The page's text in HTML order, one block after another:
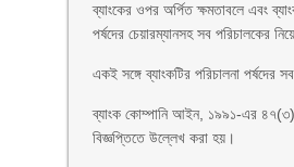
ব্যাংকের ওপর অর্পিত ক্ষমতাবলে এবং
পর্ষদের চেয়ারম্যানসহ সব পরিচালকের
একই সঙ্গে ব্যাংকটির পরিচালনা পর্ষদের
ব্যাংক কোম্পানি আইন, ১৯৯১-এর ৪৭(৩)
বিজ্ঞপ্তিতে উল্লেখ করা হয়।